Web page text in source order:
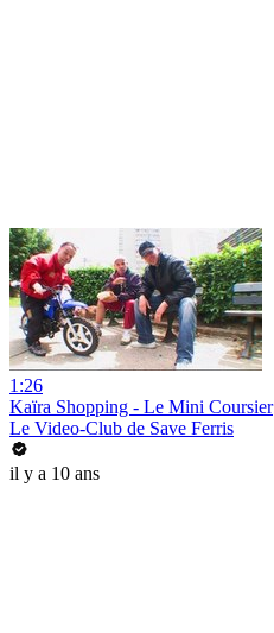
1:26
Kaïra Shopping - Le Mini Coursier
Le Video-Club de Save Ferris
il y a 10 ans